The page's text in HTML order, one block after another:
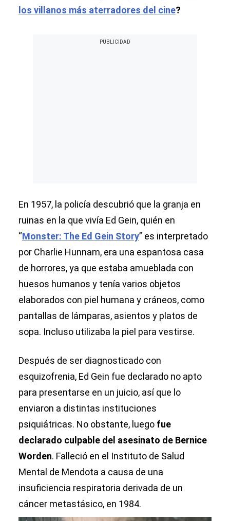
los villanos más aterradores del cine?
En 1957, la policía descubrió que la granja en
ruinas en la que vivía Ed Gein, quién en
“Monster: The Ed Gein Story” es interpretado
por Charlie Hunnam, era una espantosa casa
de horrores, ya que estaba amueblada con
huesos humanos y tenía varios objetos
elaborados con piel humana y cráneos, como
pantallas de lámparas, asientos y platos de
sopa. Incluso utilizaba la piel para vestirse.
Después de ser diagnosticado con
esquizofrenia, Ed Gein fue declarado no apto
para presentarse en un juicio, así que lo
enviaron a distintas instituciones
psiquiátricas. No obstante, luego fue
declarado culpable del asesinato de Bernice
Worden. Falleció en el Instituto de Salud
Mental de Mendota a causa de una
insuficiencia respiratoria derivada de un
cáncer metastásico, en 1984.